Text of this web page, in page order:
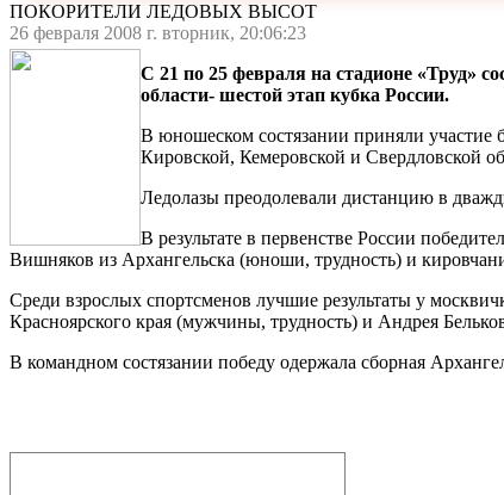
ПОКОРИТЕЛИ ЛЕДОВЫХ ВЫСОТ
26 февраля 2008 г. вторник, 20:06:23
C 21 по 25 февраля на стадионе «Труд»
области- шестой этап кубка России.
В юношеском состязании приняли участие
Кировской, Кемеровской и Свердловской
Ледолазы преодолевали дистанцию в
В результате в первенстве России
Вишняков из Архангельска (юноши, трудность) и
Среди взрослых спортсменов лучшие результаты у
Красноярского края (мужчины, трудность) и Андрея
В командном состязании победу одержала сборная